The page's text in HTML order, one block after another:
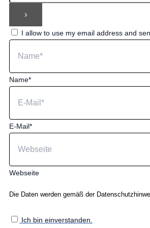
I allow to use my email address and
Name*
E-Mail*
Webseite
Die Daten werden gemäß der
Ich bin einverstanden.